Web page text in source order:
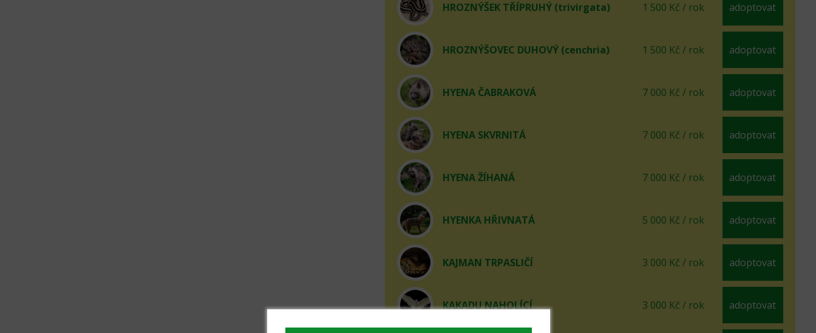
HROZNÝŠEK TŘÍPRUHÝ (trivirgata) 1 500 Kč / rok adoptovat
HROZNÝŠOVEC DUHOVÝ (cenchria) 1 500 Kč / rok adoptovat
HYENA ČABRAKOVÁ 7 000 Kč / rok adoptovat
HYENA SKVRNITÁ 7 000 Kč / rok adoptovat
HYENA ŽÍHANÁ 7 000 Kč / rok adoptovat
HYENKA HŘIVNATÁ 5 000 Kč / rok adoptovat
KAJMAN TRPASLIČÍ 3 000 Kč / rok adoptovat
KAKADU NAHOLÍCÍ 3 000 Kč / rok adoptovat